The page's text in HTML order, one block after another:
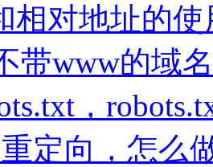
相对地址的使
带www的域
，
定向，怎么